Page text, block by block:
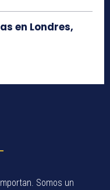
en Londres,
Somos un